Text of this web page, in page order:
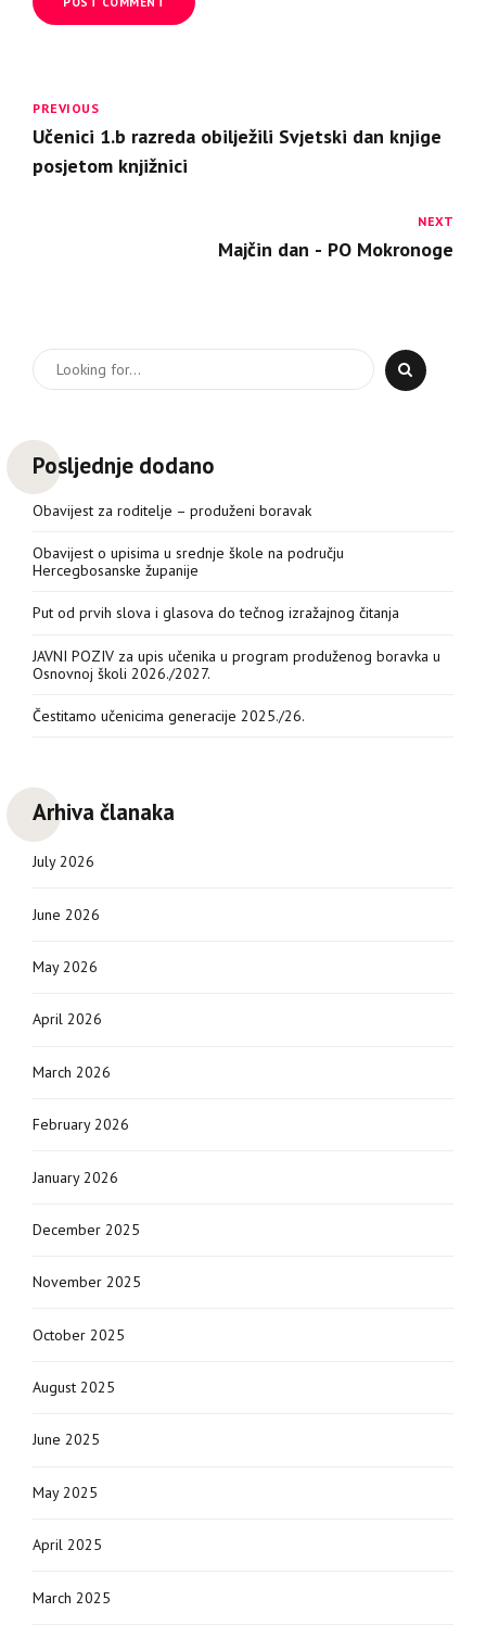
PREVIOUS
Učenici 1.b razreda obilježili Svjetski dan knjige
posjetom knjižnici
NEXT
Majčin dan - PO Mokronoge
Posljednje dodano
Obavijest za roditelje – produženi boravak
Obavijest o upisima u srednje škole na području
Hercegbosanske županije
Put od prvih slova i glasova do tečnog izražajnog čitanja
JAVNI POZIV za upis učenika u program produženog boravka u
Osnovnoj školi 2026./2027.
Čestitamo učenicima generacije 2025./26.
Arhiva članaka
July 2026
June 2026
May 2026
April 2026
March 2026
February 2026
January 2026
December 2025
November 2025
October 2025
August 2025
June 2025
May 2025
April 2025
March 2025